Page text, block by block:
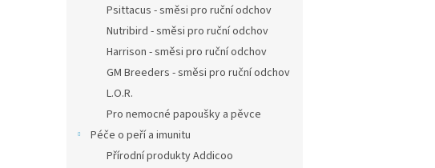
Psittacus - směsi pro ruční odchov
Nutribird - směsi pro ruční odchov
Harrison - směsi pro ruční odchov
GM Breeders - směsi pro ruční odchov
L.O.R.
Pro nemocné papoušky a pěvce
Péče o peří a imunitu
Přírodní produkty Addicoo